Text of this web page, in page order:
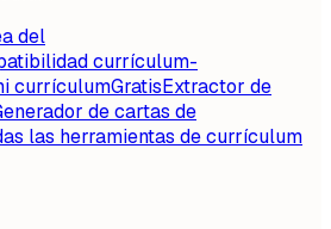
del
currículum-
currículumGratisExtractor de
de cartas de
las herramientas de currículum